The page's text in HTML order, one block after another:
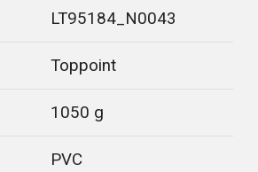
LT95184_N0043
Toppoint
1050 g
PVC